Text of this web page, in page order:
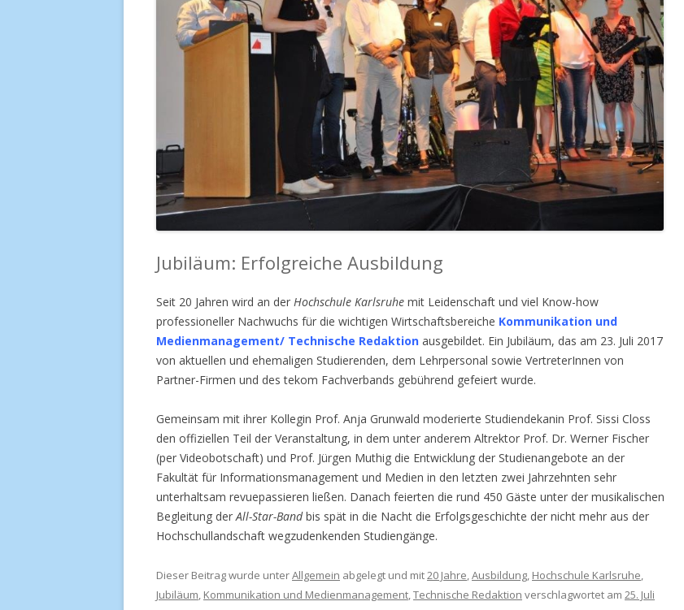
Jubiläum: Erfolgreiche Ausbildung
Seit 20 Jahren wird an der Hochschule Karlsruhe mit Leidenschaft und viel Know-how
professioneller Nachwuchs für die wichtigen Wirtschaftsbereiche Kommunikation und
Medienmanagement/ Technische Redaktion ausgebildet. Ein Jubiläum, das am 23. Juli 2017
von aktuellen und ehemaligen Studierenden, dem Lehrpersonal sowie VertreterInnen von
Partner-Firmen und des tekom Fachverbands gebührend gefeiert wurde.
Gemeinsam mit ihrer Kollegin Prof. Anja Grunwald moderierte Studiendekanin Prof. Sissi Closs
den offiziellen Teil der Veranstaltung, in dem unter anderem Altrektor Prof. Dr. Werner Fischer
(per Videobotschaft) und Prof. Jürgen Muthig die Entwicklung der Studienangebote an der
Fakultät für Informationsmanagement und Medien in den letzten zwei Jahrzehnten sehr
unterhaltsam revuepassieren ließen. Danach feierten die rund 450 Gäste unter der musikalischen
Begleitung derAll-Star-Bandbis spät in die Nacht die Erfolgsgeschichte der nicht mehr aus der
Hochschullandschaft wegzudenkenden Studiengänge.
Dieser Beitrag wurde unterAllgemein abgelegt und mit20 Jahre,Ausbildung, Hochschule Karlsruhe,
Jubiläum, Kommunikation und Medienmanagement,Technische Redaktion verschlagwortet am 25. Juli